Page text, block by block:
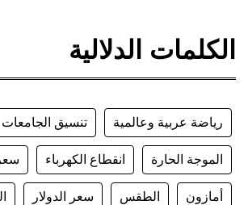
الكلمات الدلالية
رياضة عربية وعالمية تنسيق الجامعات
الموجة الحارة انقطاع الكهرباء
أمازون الطقس سعر الدولار